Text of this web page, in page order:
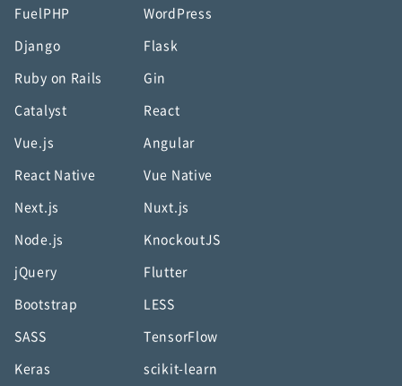
FuelPHP WordPress
Django Flask
Ruby on Rails Gin
Catalyst React
Vue.js Angular
React Native Vue Native
Next.js Nuxt.js
Node.js KnockoutJS
jQuery Flutter
Bootstrap LESS
SASS TensorFlow
Keras scikit-learn